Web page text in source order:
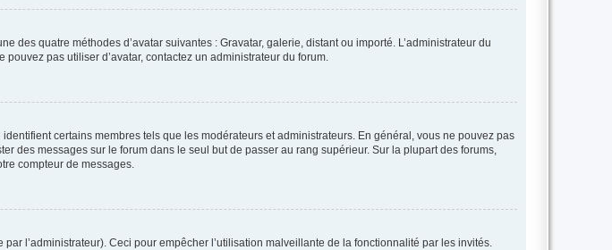
des quatre méthodes d’avatar suivantes : Gravatar, galerie, distant ou importé. L’administrateur du
pas utiliser d’avatar, contactez un administrateur du forum.
certains membres tels que les modérateurs et administrateurs. En général, vous ne pouvez pas
des messages sur le forum dans le seul but de passer au rang supérieur. Sur la plupart des forums,
compteur de messages.
l’administrateur). Ceci pour empêcher l’utilisation malveillante de la fonctionnalité par les invités.